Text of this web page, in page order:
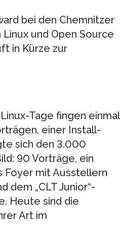
bei den Chemnitzer
und Open Source
in Kürze zur
Tage fingen einmal
einer Install-
sich den 3.000
90 Vorträge, ein
Foyer mit Ausstellern
dem „CLT Junior“-
Heute sind die
Art im